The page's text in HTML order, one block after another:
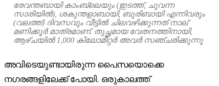
രേവന്തബായി കാംബ്ലെയും (ഇടത്ത്, ചുവന്ന
സാരിയിൽ), ശകുന്തളാബായി, ബുരിബായി എന്നിവരും
(വലത്ത്) ദിവസവും വീട്ടിൽ ചിലവഴിക്കുന്നത് നാല്
മണിക്കൂർ മാത്രമാണ്. തുച്ഛമായ വേതനത്തിനായി,
ആഴ്ചയിൽ 1,000 കിലോമീറ്റർ അവർ സഞ്ചരിക്കുന്നു
അവിടെയുണ്ടായിരുന്ന പൈസയൊക്കെ
നഗരങ്ങളിലേക്ക് പോയി. ഒരുകാലത്ത്